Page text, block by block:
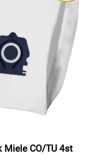
Miele CO/TU 4st